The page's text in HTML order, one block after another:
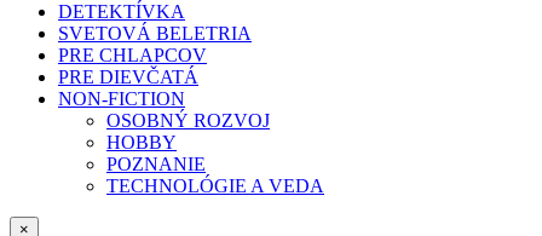
DETEKTÍVKA
SVETOVÁ BELETRIA
PRE CHLAPCOV
PRE DIEVČATÁ
NON-FICTION
OSOBNÝ ROZVOJ
HOBBY
POZNANIE
TECHNOLÓGIE A VEDA
×